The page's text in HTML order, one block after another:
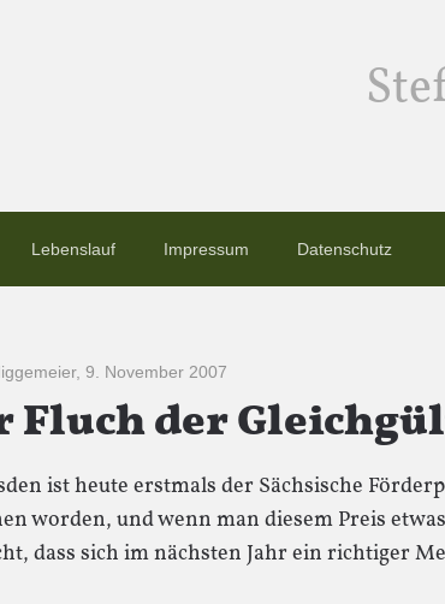
Lebenslauf Impressum Datenschutz
, 9. November 2007
Fluch der
ist heute erstmals der Sächsische
worden, und wenn man diesem Preis
dass sich im nächsten Jahr ein richtiger